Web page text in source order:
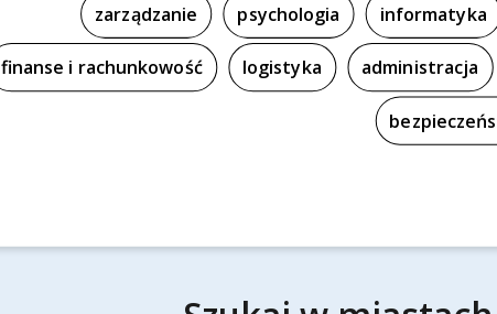
zarządzanie psychologia informatyka
finanse i rachunkowość logistyka administracja